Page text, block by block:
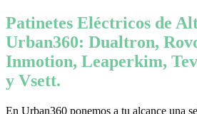
Patinetes Eléctricos de
Urban360: Dualtron,
Inmotion, Leaperkim,
y Vsett.
En Urban360 ponemos a tu alcance una